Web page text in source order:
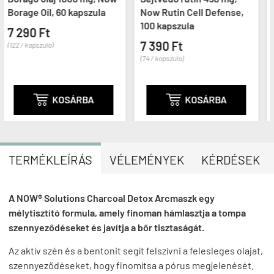
kapszula
Now Rutin Cell Defense,
CFU, Now
TERMÉKLEÍRÁS VÉLEMÉNYEK KÉRDÉSEK
A NOW® Solutions Charcoal Detox Arcmaszk egy
mélytisztító formula, amely finoman hámlasztja a tompa
szennyeződéseket és javítja a bőr tisztaságát.
Az aktív szén és a bentonit segít felszívni a felesleges olajat,
szennyeződéseket, hogy finomítsa a pórus megjelenését.